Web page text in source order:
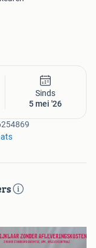
Sinds
5 mei '26